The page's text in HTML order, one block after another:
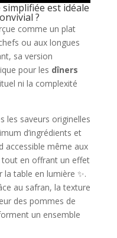
est idéale
?
comme un plat
ou aux longues
sa version
pour les dîners
ni la complexité
les saveurs originelles
d’ingrédients et
accessible même aux
tout en offrant un effet
table en lumière ✨.
au safran, la texture
des pommes de
un ensemble